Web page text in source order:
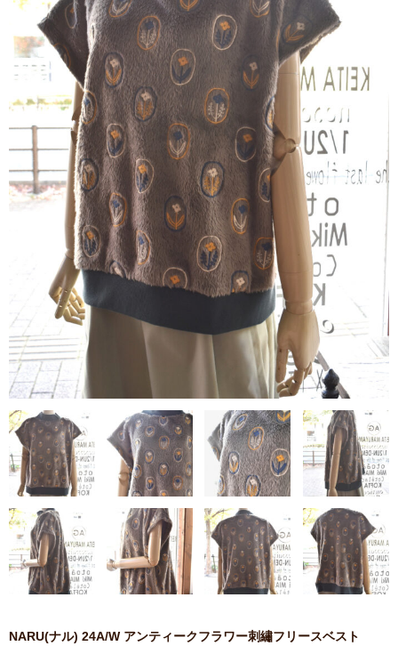
blog
contact
NARU(ナル) 24A/W アンティークフラワー刺繡フリースベスト